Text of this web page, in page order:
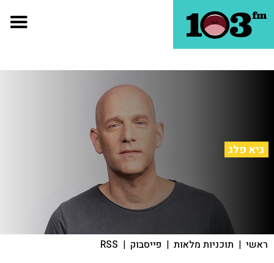
גיא פלג
ראשי | תוכניות מלאות | פייסבוק |
RSS